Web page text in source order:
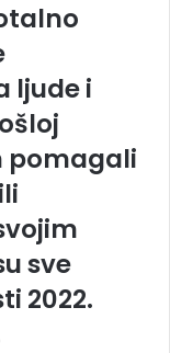
ljude i
pomagali
sve
2022.